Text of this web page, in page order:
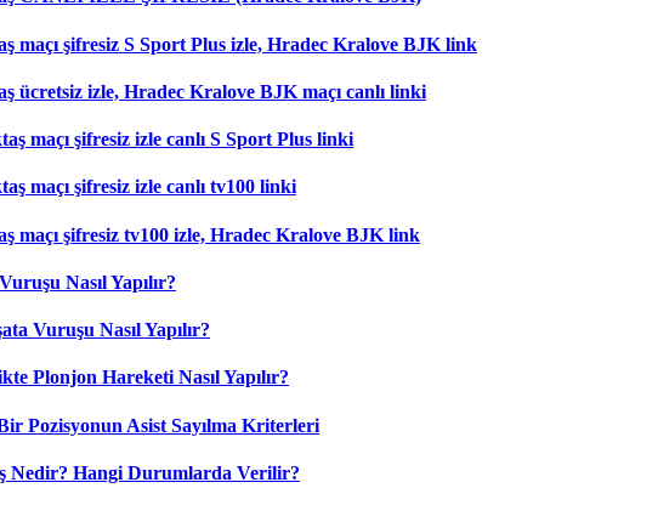
maçı şifresiz S Sport Plus izle, Hradec Kralove BJK link
ücretsiz izle, Hradec Kralove BJK maçı canlı linki
maçı şifresiz izle canlı S Sport Plus linki
maçı şifresiz izle canlı tv100 linki
maçı şifresiz tv100 izle, Hradec Kralove BJK link
Nasıl Yapılır?
Vuruşu Nasıl Yapılır?
Plonjon Hareketi Nasıl Yapılır?
Pozisyonun Asist Sayılma Kriterleri
Nedir? Hangi Durumlarda Verilir?